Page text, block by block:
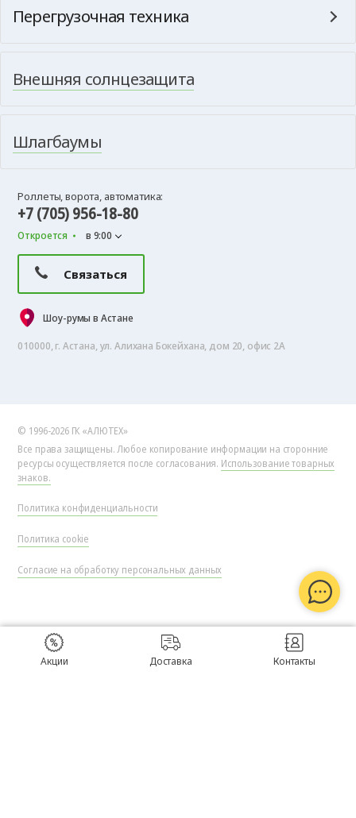
Перегрузочная техника
Внешняя солнцезащита
Шлагбаумы
Роллеты, ворота, автоматика:
+7 (705) 956-18-80
Откроется в 9:00
Связаться
Шоу-румы в Астане
010000, г. Астана, ул. Алихана Бокейхана, дом 20, офис 2А
© 1996-2026 ГК «АЛЮТЕХ»
Все права защищены. Любое копирование информации на сторонние
ресурсы осуществляется после согласования. Использование товарных
знаков.
Политика конфиденциальности
Политика cookie
Согласие на обработку персональных данных
Акции Доставка Контакты